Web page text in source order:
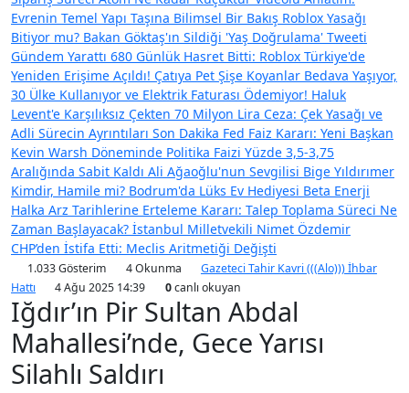
Evrenin Temel Yapı Taşına Bilimsel Bir Bakış Roblox Yasağı
Bitiyor mu? Bakan Göktaş'ın Sildiği 'Yaş Doğrulama' Tweeti
Gündem Yarattı 680 Günlük Hasret Bitti: Roblox Türkiye'de
Yeniden Erişime Açıldı! Çatıya Pet Şişe Koyanlar Bedava Yaşıyor,
30 Ülke Kullanıyor ve Elektrik Faturası Ödemiyor! Haluk
Levent'e Karşılıksız Çekten 70 Milyon Lira Ceza: Çek Yasağı ve
Adli Sürecin Ayrıntıları Son Dakika Fed Faiz Kararı: Yeni Başkan
Kevin Warsh Döneminde Politika Faizi Yüzde 3,5-3,75
Aralığında Sabit Kaldı Ali Ağaoğlu'nun Sevgilisi Bige Yıldırımer
Kimdir, Hamile mi? Bodrum'da Lüks Ev Hediyesi Beta Enerji
Halka Arz Tarihlerine Erteleme Kararı: Talep Toplama Süreci Ne
Zaman Başlayacak? İstanbul Milletvekili Nimet Özdemir
CHP’den İstifa Etti: Meclis Aritmetiği Değişti
1.033 Gösterim 4 Okunma
Gazeteci Tahir Kavri (((Alo))) İhbar
Hattı
4 Ağu 2025 14:39 0canlı okuyan
Iğdır’ın Pir Sultan Abdal
Mahallesi’nde, Gece Yarısı
Silahlı Saldırı